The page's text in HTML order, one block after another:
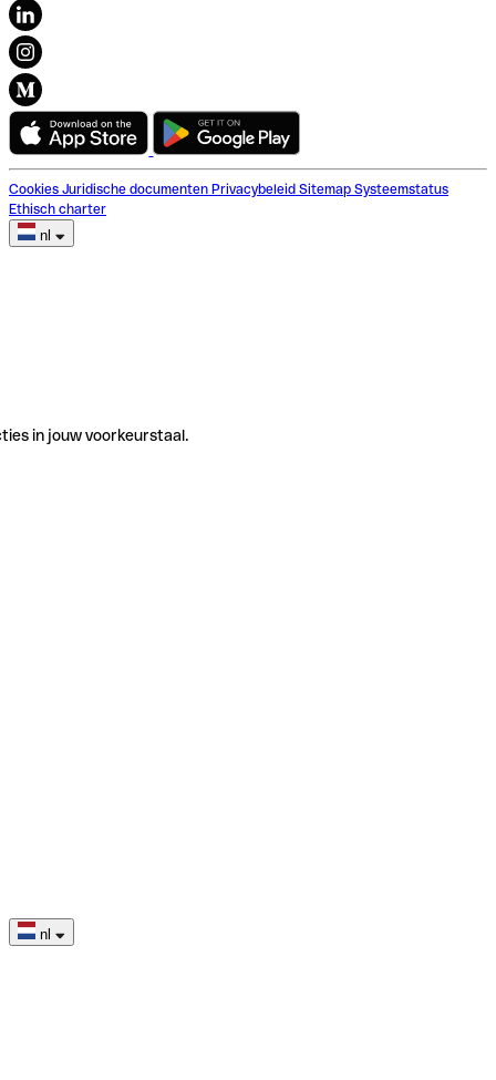
Cookies Juridische documenten Privacybeleid Sitemap Systeemstatus
Ethisch charter
nl
in jouw voorkeurstaal.
nl